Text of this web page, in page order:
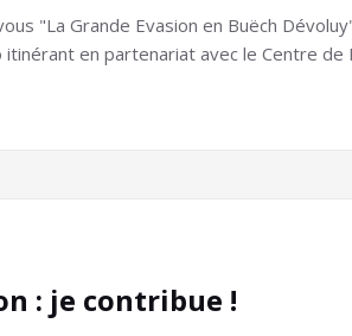
"La Grande Evasion en Buëch
en partenariat avec le Centre de
: je contribue !